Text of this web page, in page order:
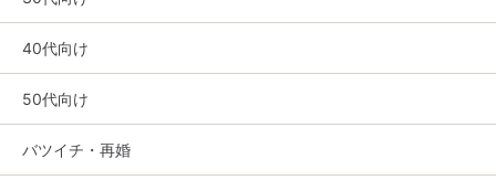
40代向け
50代向け
バツイチ・再婚